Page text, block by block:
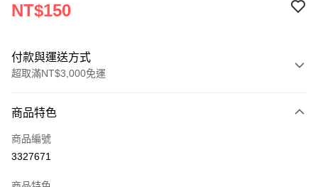
NT$150
付款與運送方式
超取滿NT$3,000免運
信用卡一次付款
超商取貨付款
商品特色
商品編號
3327671